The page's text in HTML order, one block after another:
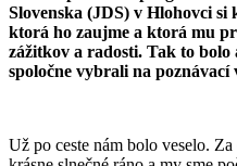
Slovenska (JDS) v Hlohovci
ktorá ho zaujme a ktorá mu
zážitkov a radosti. Tak to bolo
spoločne vybrali na poznávací
Už po ceste nám bolo veselo.